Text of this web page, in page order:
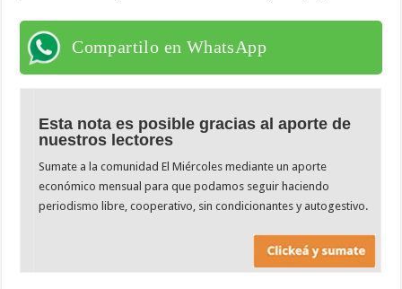
Compartilo en WhatsApp
Esta nota es posible gracias al aporte de
nuestros lectores
Sumate a la comunidad El Miércoles mediante un aporte
económico mensual para que podamos seguir haciendo
periodismo libre, cooperativo, sin condicionantes y autogestivo.